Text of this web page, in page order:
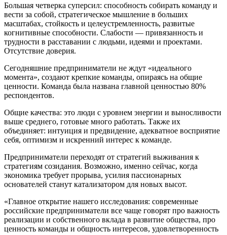
Большая четверка суперсил: способность собирать команду и
вести за собой, стратегическое мышление в больших
масштабах, стойкость и целеустремленность, развитые
когнитивные способности. Слабости — привязанность и
трудности в расставании с людьми, идеями и проектами.
Отсутствие доверия.
Сегодняшние предприниматели не ждут «идеального
момента», создают крепкие команды, опираясь на общие
ценности. Команда была названа главной ценностью 80%
респондентов.
Общие качества: это люди с уровнем энергии и выносливости
выше среднего, готовые много работать. Также их
объединяет: интуиция и предвидение, адекватное восприятие
себя, оптимизм и искренний интерес к команде.
Предприниматели переходят от стратегий выживания к
стратегиям созидания. Возможно, именно сейчас, когда
экономика требует прорыва, усилия пассионарных
основателей станут катализатором для новых высот.
«Главное открытие нашего исследования: современные
российские предприниматели все чаще говорят про важность
реализации и собственного вклада в развитие общества, про
ценность команды и общность интересов, удовлетворенность